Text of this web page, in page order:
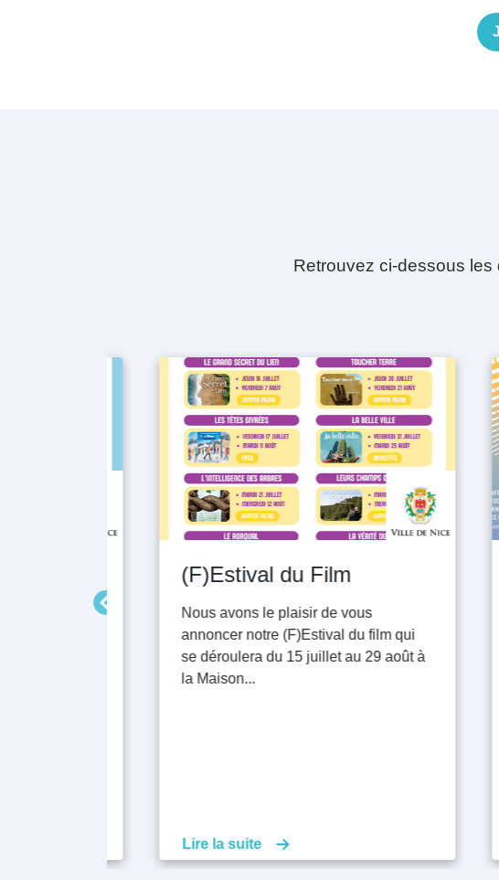
Retrouvez ci-dessous
(F)Estival du Film
Nous avons le plaisir de vous
annoncer notre (F)Estival du film qui
se déroulera du 15 juillet au 29 août à
la Maison...
Lire la suite